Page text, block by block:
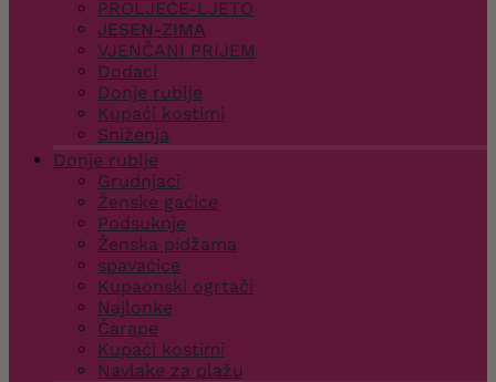
PROLJEĆE-LJETO
JESEN-ZIMA
VJENČANI PRIJEM
Dodaci
Donje rublje
Kupaći kostimi
Sniženja
Donje rublje
Grudnjaci
Ženske gaćice
Podsuknje
Ženska pidžama
spavaćice
Kupaonski ogrtači
Najlonke
Čarape
Kupaći kostimi
Navlake za plažu